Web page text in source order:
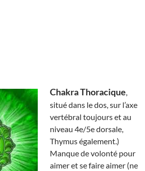
Chakra Thoracique,
situé dans le dos, sur l’axe
vertébral toujours et au
niveau 4e/5e dorsale,
Thymus également.)
Manque de volonté pour
aimer et se faire aimer (ne